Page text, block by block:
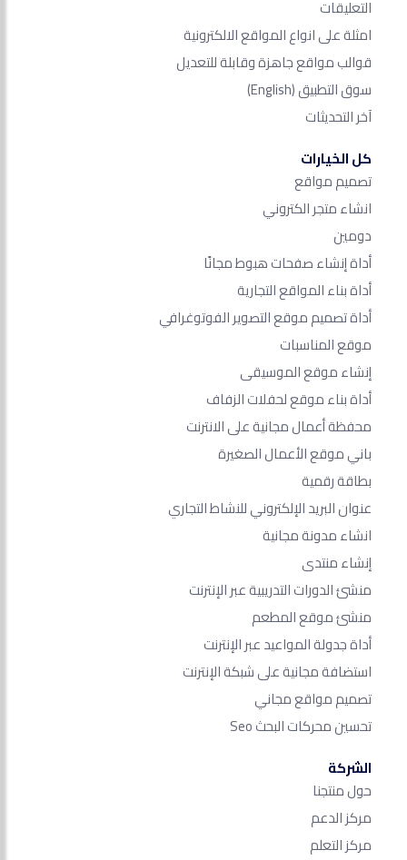
التعليقات
امثلة على انواع المواقع الالكترونية
قوالب مواقع جاهزة وقابلة للتعديل
سوق التطبيق(English)
آخر التحديثات
كل الخيارات
تصميم مواقع
انشاء متجر الكتروني
دومين
أداة إنشاء صفحات هبوط مجانًا
أداة بناء المواقع التجارية
أداة تصميم موقع التصوير الفوتوغرافي
موقع المناسبات
إنشاء موقع الموسيقى
أداة بناء موقع لحفلات الزفاف
محفظة أعمال مجانية على الانترنت
باني موقع الأعمال الصغيرة
بطاقة رقمية
عنوان البريد الإلكتروني للنشاط التجاري
انشاء مدونة مجانية
إنشاء منتدى
منشئ الدورات التدريبية عبر الإنترنت
منشئ موقع المطعم
أداة جدولة المواعيد عبر الإنترنت
استضافة مجانية على شبكة الإنترنت
تصميم مواقع مجاني
تحسين محركات البحث Seo​
الشركة
حول منتجنا
مركز الدعم
مركز التعلم